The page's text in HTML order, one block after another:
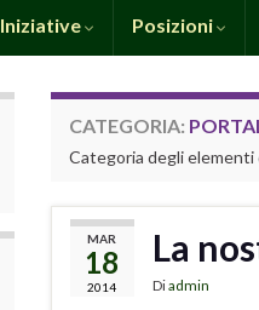
Iniziative Posizioni
CATEGORIA:
Categoria degli
MAR
18
2014
La
Diadmin